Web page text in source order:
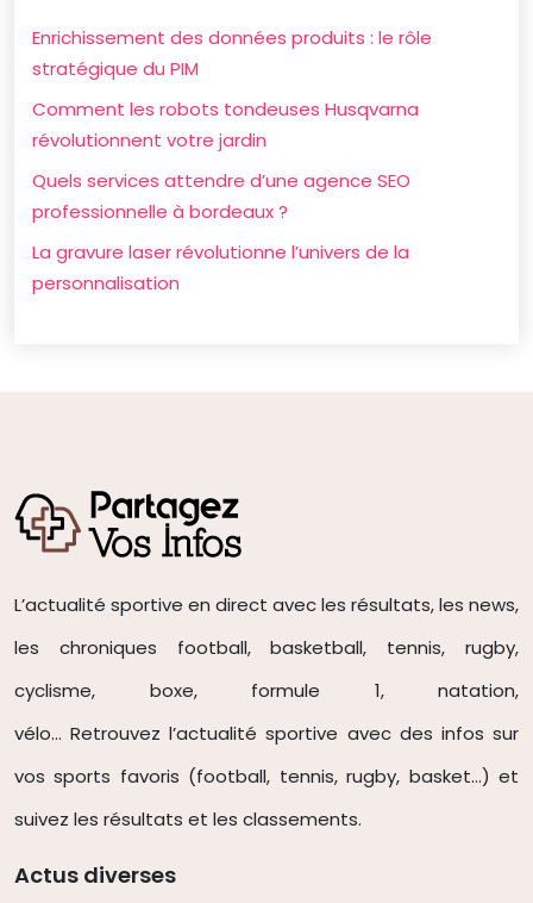
Enrichissement des données produits : le rôle
stratégique du PIM
Comment les robots tondeuses Husqvarna
révolutionnent votre jardin
Quels services attendre d’une agence SEO
professionnelle à bordeaux ?
La gravure laser révolutionne l’univers de la
personnalisation
L’actualité sportive en direct avec les résultats, les news,
les chroniques football, basketball, tennis, rugby,
cyclisme, boxe, formule 1, natation,
vélo… Retrouvez l’actualité sportive avec des infos sur
vos sports favoris (football, tennis, rugby, basket…) et
suivez les résultats et les classements.
Actus diverses